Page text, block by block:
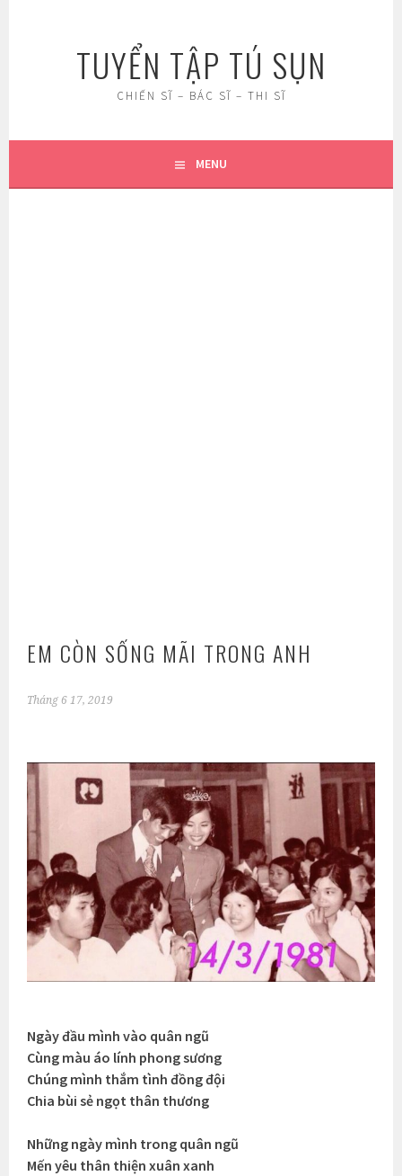
TUYỂN TẬP TÚ SỤN
CHIẾN SĨ – BÁC SĨ – THI SĨ
MENU
EM CÒN SỐNG MÃI TRONG ANH
Tháng 6 17, 2019
Ngày đầu mình vào quân ngũ
Cùng màu áo lính phong sương
Chúng mình thắm tình đồng đội
Chia bùi sẻ ngọt thân thương
Những ngày mình trong quân ngũ
Mến yêu thân thiện xuân xanh